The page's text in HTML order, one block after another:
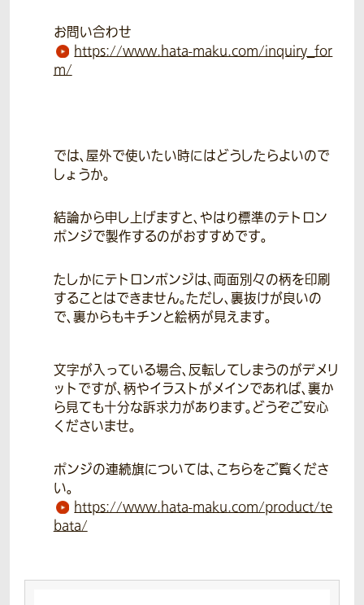
お問い合わせ
https://www.hata-maku.com/inquiry_for
m/
では、屋外で使いたい時にはどうしたらよいので
しょうか。
結論から申し上げますと、やはり標準のテトロン
ポンジで製作するのがおすすめです。
たしかにテトロンポンジは、両面別々の柄を印刷
することはできません。ただし、裏抜けが良いの
で、裏からもキチンと絵柄が見えます。
文字が入っている場合、反転してしまうのがデメリ
ットですが、柄やイラストがメインであれば、裏か
ら見ても十分な訴求力があります。どうぞご安心
くださいませ。
ポンジの連続旗については、こちらをご覧くださ
い。
https://www.hata-maku.com/product/te
bata/